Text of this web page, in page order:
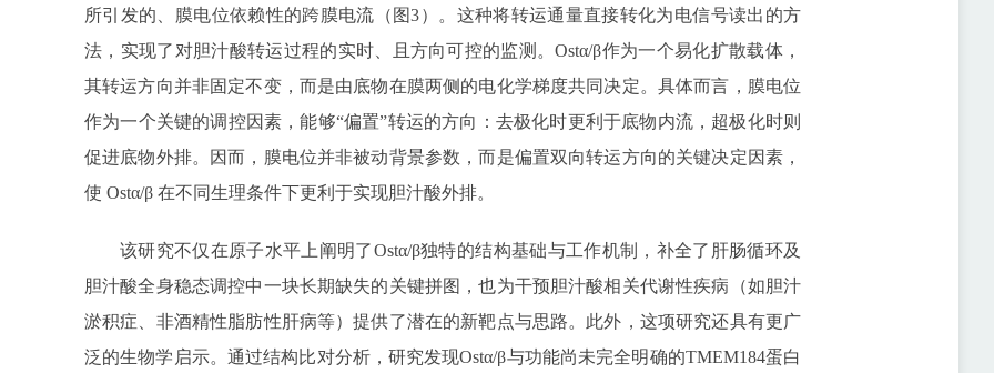
所引发的、膜电位依赖性的跨膜电流（图3）。这种将转运通量直接转化为电信号读出的方
法，实现了对胆汁酸转运过程的实时、且方向可控的监测。Ostα/β作为一个易化扩散载体，
其转运方向并非固定不变，而是由底物在膜两侧的电化学梯度共同决定。具体而言，膜电位
作为一个关键的调控因素，能够“偏置”转运的方向：去极化时更利于底物内流，超极化时则
促进底物外排。因而，膜电位并非被动背景参数，而是偏置双向转运方向的关键决定因素，
使 Ostα/β 在不同生理条件下更利于实现胆汁酸外排。
该研究不仅在原子水平上阐明了Ostα/β独特的结构基础与工作机制，补全了肝肠循环及
胆汁酸全身稳态调控中一块长期缺失的关键拼图，也为干预胆汁酸相关代谢性疾病（如胆汁
淤积症、非酒精性脂肪性肝病等）提供了潜在的新靶点与思路。此外，这项研究还具有更广
泛的生物学启示。通过结构比对分析，研究发现Ostα/β与功能尚未完全明确的TMEM184蛋白